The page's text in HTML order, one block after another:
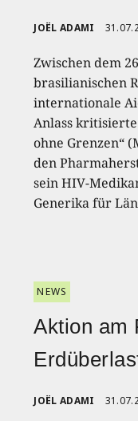
JOËL ADAMI
Zwischen dem
brasilianischen
internationale
Anlass kritisierte
ohne Grenzen“
den
sein HIV-
Generika für
NEWS
Aktion am
JOËL ADAMI